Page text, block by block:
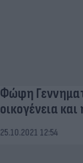
Φώφη
οικογένεια
25.10.2021 12:54